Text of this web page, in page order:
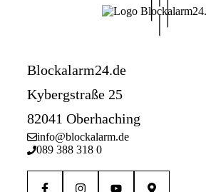
Blockalarm24.de
Kybergstraße 25
82041 Oberhaching
info@blockalarm.de
089 388 318 0